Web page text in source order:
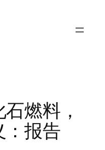
燃料，
：报告